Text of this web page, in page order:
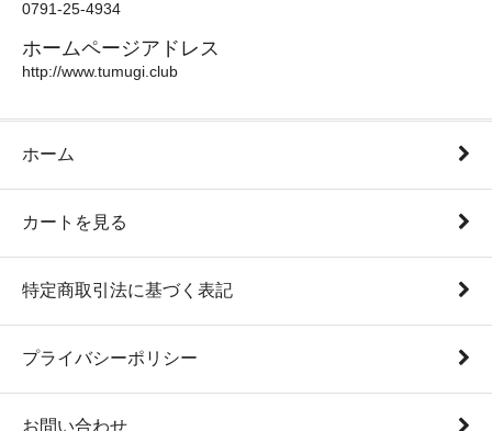
0791-25-4934
ホームページアドレス
http://www.tumugi.club
ホーム
カートを見る
特定商取引法に基づく表記
プライバシーポリシー
お問い合わせ